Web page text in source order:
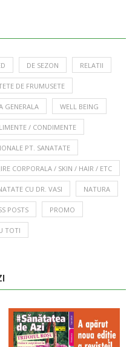
DE SEZON RELATII
DE FRUMUSETE
GENERALA WELL BEING
/ CONDIMENTE
PT. SANATATE
CORPORALA / SKIN / HAIR / ETC
CU DR. VASI NATURA
POSTS PROMO
TOTI